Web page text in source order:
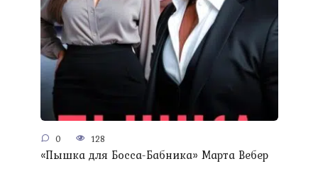
0 128
«Пышка для Босса-Бабника» Марта Вебер